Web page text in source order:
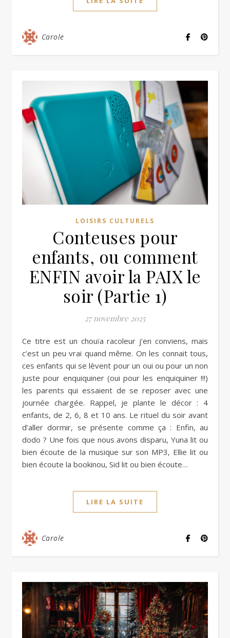
Carole
LOISIRS CULTURELS
Conteuses pour
enfants, ou comment
ENFIN avoir la PAIX le
soir (Partie 1)
27 novembre 2025
Ce titre est un chouïa racoleur j’en conviens, mais
c’est un peu vrai quand même. On les connait tous,
ces enfants qui se lèvent pour un oui ou pour un non
juste pour enquiquiner (oui pour les enquiquiner !!!)
les parents qui essaient de se reposer avec une
journée chargée. Rappel, je plante le décor : 4
enfants, de 2, 6, 8 et 10 ans. Le rituel du soir avant
d’aller dormir, se présente comme ça : Enfin, au
dodo ? Une fois que nous avons disparu, Yuna lit ou
bien écoute de la musique sur son MP3, Ellie lit ou
bien écoute la bookinou, Sid lit ou bien écoute…
LIRE LA SUITE
Carole